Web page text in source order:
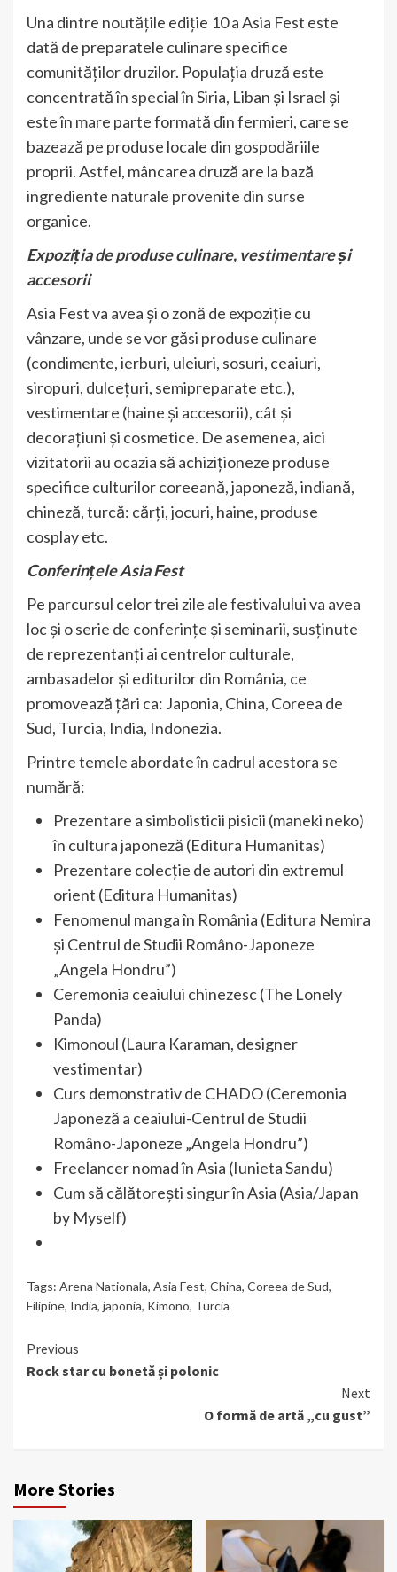
Una dintre noutățile ediție 10 a Asia Fest este
dată de preparatele culinare specifice
comunităților druzilor. Populația druză este
concentrată în special în Siria, Liban și Israel și
este în mare parte formată din fermieri, care se
bazează pe produse locale din gospodăriile
proprii. Astfel, mâncarea druză are la bază
ingrediente naturale provenite din surse
organice.
Expoziția de produse culinare, vestimentare și
accesorii
Asia Fest va avea și o zonă de expoziție cu
vânzare, unde se vor găsi produse culinare
(condimente, ierburi, uleiuri, sosuri, ceaiuri,
siropuri, dulcețuri, semipreparate etc.),
vestimentare (haine și accesorii), cât și
decorațiuni și cosmetice. De asemenea, aici
vizitatorii au ocazia să achiziționeze produse
specifice culturilor coreeană, japoneză, indiană,
chineză, turcă: cărți, jocuri, haine, produse
cosplay etc.
Conferințele Asia Fest
Pe parcursul celor trei zile ale festivalului va avea
loc și o serie de conferințe și seminarii, susținute
de reprezentanți ai centrelor culturale,
ambasadelor și editurilor din România, ce
promovează țări ca: Japonia, China, Coreea de
Sud, Turcia, India, Indonezia.
Printre temele abordate în cadrul acestora se
numără:
Prezentare a simbolisticii pisicii (maneki neko)
în cultura japoneză (Editura Humanitas)
Prezentare colecție de autori din extremul
orient (Editura Humanitas)
Fenomenul manga în România (Editura Nemira
și Centrul de Studii Româno-Japoneze
„Angela Hondru”)
Ceremonia ceaiului chinezesc (The Lonely
Panda)
Kimonoul (Laura Karaman, designer
vestimentar)
Curs demonstrativ de CHADO (Ceremonia
Japoneză a ceaiului-Centrul de Studii
Româno-Japoneze „Angela Hondru”)
Freelancer nomad în Asia (Iunieta Sandu)
Cum să călătorești singur în Asia (Asia/Japan
by Myself)
Tags: Arena Nationala, Asia Fest, China, Coreea de Sud,
Filipine, India, japonia, Kimono, Turcia
Continue
Reading
Previous
Rock star cu bonetă și polonic
Next
O formă de artă „cu gust”
More Stories